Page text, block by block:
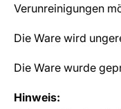
Verunreinigungen
Die Ware wird
Die Ware wurde
Hinweis: